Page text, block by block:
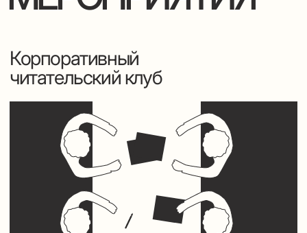
Современные программы корпоративного обучения
зачастую предполагают несколько модулей обучения,
между которыми также ведется работа с участниками.
зачастую предполагают несколько модулей обучения,
Предлагаем межмодульную активность – организацию
выездных культурных мероприятий (например,
Переделкино, Ясная поляна, Мелихово и другие места,
неразрывно связанные с жизнью и творчеством
великих русских писателей и поэтов).
мероприятия